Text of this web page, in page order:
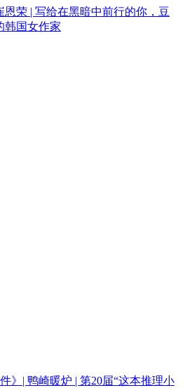
恩荣 | 写给在黑暗中前行的你，豆
韩国女作家
》| 鸭崎暖炉 | 第20届“这本推理小